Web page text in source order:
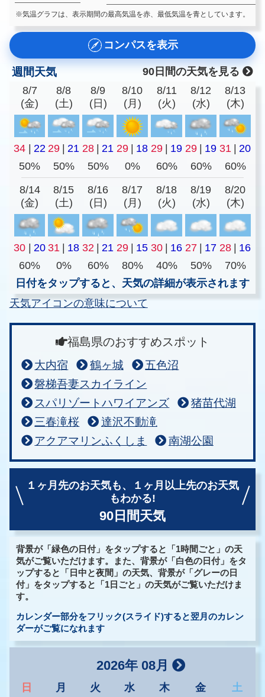
※気温グラフは、表示期間の最高気温を赤、最低気温を青としています。
コンパスを表示
週間天気
90日間の天気を見る
8/7
(金)
8/8
(土)
8/9
(日)
8/10
(月)
8/11
(火)
8/12
(水)
8/13
(木)
34 | 22 29 | 21 28 | 21 29 | 18 29 | 19 29 | 19 31 | 20
50%
50% 50% 0% 60% 60% 60%
8/14
(金)
8/15
(土)
8/16
(日)
8/17
(月)
8/18
(火)
8/19
(水)
8/20
(木)
30 | 20 31 | 18 32 | 21 29 | 15 30 | 16 27 | 17 28 | 16
60%
0% 60% 80% 40% 50%
70%
日付をタップすると、天気の詳細が表示されます
天気アイコンの意味について
福島県のおすすめスポット
大内宿 鶴ヶ城
五色沼
磐梯吾妻スカイライン
スパリゾートハワイアンズ
猪苗代湖
三春滝桜
達沢不動滝
アクアマリンふくしま
南湖公園
１ヶ月先のお天気も、
１ヶ月以上先のお天気
もわかる!
90日間天気
背景が「緑色の日付」をタップすると「1時間ごと」の天
気がご覧いただけます。また、背景が「白色の日付」をタ
ップすると「日中と夜間」の天気、背景が「グレーの日
付」をタップすると「1日ごと」の天気がご覧いただけま
す。
カレンダー部分をフリック(スライド)すると翌月のカレン
ダーがご覧になれます
2026年 08月
日 月 火 水 木 金 土